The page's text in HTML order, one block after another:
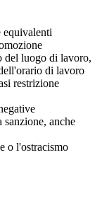
equivalenti
del luogo di lavoro,
di lavoro
restrizione
anche
o l'ostracismo